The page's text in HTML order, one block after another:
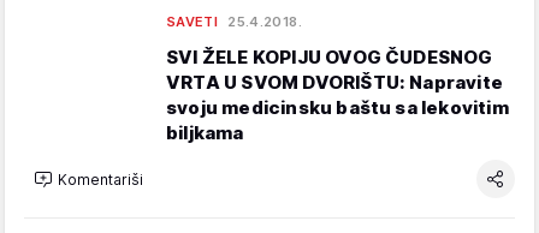
SAVETI 25.4.2018.
SVI ŽELE KOPIJU OVOG ČUDESNOG
VRTA U SVOM DVORIŠTU: Napravite
svoju medicinsku baštu sa lekovitim
biljkama
Komentariši